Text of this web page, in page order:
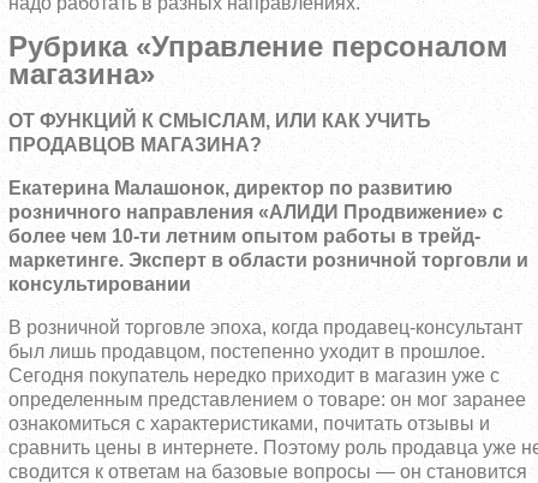
Рубрика «Управление персоналом
магазина»
ОТ ФУНКЦИЙ К СМЫСЛАМ, ИЛИ КАК УЧИТЬ
ПРОДАВЦОВ МАГАЗИНА?
Екатерина Малашонок, директор по развитию
розничного направления «АЛИДИ Продвижение» с
более чем 10-ти летним опытом работы в трейд-
маркетинге. Эксперт в области розничной торговли и
консультировании
В розничной торговле эпоха, когда продавец-консультант
был лишь продавцом, постепенно уходит в прошлое.
Сегодня покупатель нередко приходит в магазин уже с
определенным представлением о товаре: он мог заранее
ознакомиться с характеристиками, почитать отзывы и
сравнить цены в интернете. Поэтому роль продавца уже
сводится к ответам на базовые вопросы — он становится